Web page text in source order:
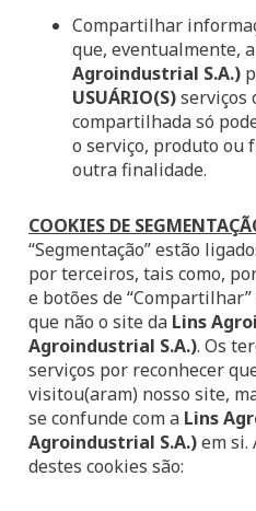
Compartilhar
que, eventualmente, a
Agroindustrial S.A.)
USUÁRIO(S)serviços
compartilhada só
o serviço, produto ou
outra finalidade.
COOKIES DE
“Segmentação” estão
por terceiros, tais como,
e botões de
que não o site da Lins
Agroindustrial S.A.). Os
serviços por reconhecer
visitou(aram) nosso site,
se confunde com a Lins
Agroindustrial S.A.)em si.
destes cookies são: